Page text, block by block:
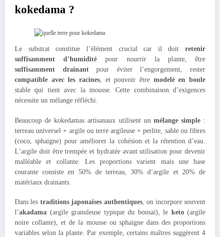
kokedama ?
Le substrat constitue l’élément crucial car il doit retenir
suffisamment d’humidité pour nourrir la plante, être
suffisamment drainantpour éviter l’engorgement, rester
compatible avec les racines, et pouvoir être modelé en boule
stable qui tient avec la mousse. Cette combinaison d’exigences
nécessite un mélange réfléchi.
Beaucoup de kokedamas artisanaux utilisent un mélange simple:
terreau universel + argile ou terre argileuse + perlite, sable ou fibres
(coco, sphaigne) pour améliorer la cohésion et la rétention d’eau.
L’argile doit être trempée et hydratée avant utilisation pour devenir
malléable et collante. Les proportions varient mais une base
courante consiste en 50% de terreau, 30% d’argile et 20% de
matériaux drainants.
Dans les traditions japonaises authentiques, on incorpore souvent
l’akadama (argile granuleuse typique du bonsaï), le keto(argile
noire collante), et de la mousse ou sphaigne dans des proportions
variables selon la plante. Par exemple, certains maîtres suggèrent 4